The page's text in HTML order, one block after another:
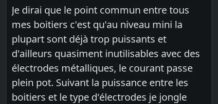
Je dirai que le point commun entre tous
mes boitiers c'est qu'au niveau mini la
plupart sont déjà trop puissants et
d'ailleurs quasiment inutilisables avec des
électrodes métalliques, le courant passe
plein pot. Suivant la puissance entre les
boitiers et le type d'électrodes je jongle